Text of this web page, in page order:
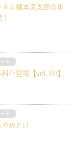
ネル植本涼太郎の年
ト
が登場【vol.197】
ト
やめとけ